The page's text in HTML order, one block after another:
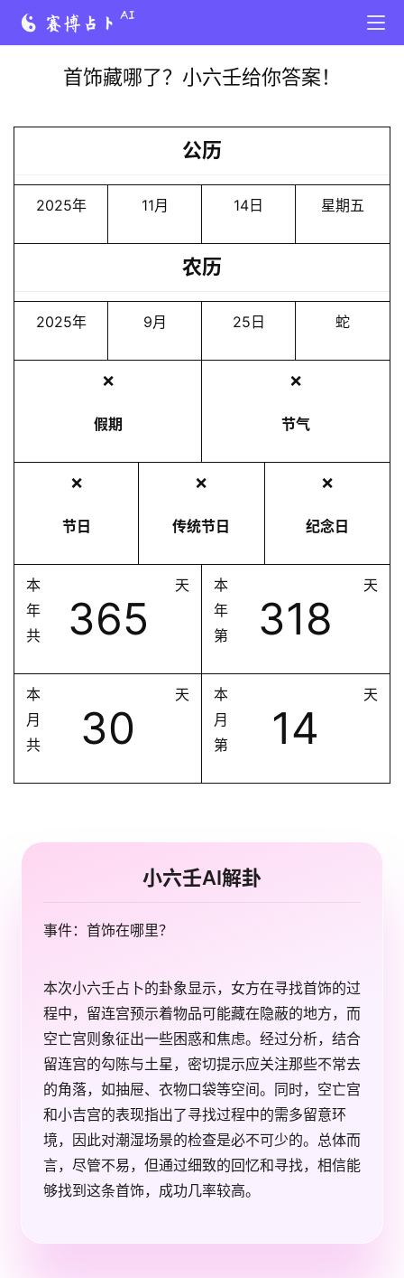
首饰藏哪了？小六壬给你答案！
公历
2025年 11月 14日 星期五
农历
2025年 9月 25日 蛇
❌
假期
❌
节气
❌
节日
❌
传统节日
❌
纪念日
本
年
共
365
天
本
年
第
318
天
本
月
共
30
天
本
月
第
14
天
小六壬AI解卦
事件：首饰在哪里？
本次小六壬占卜的卦象显示，女方在寻找首饰的过
程中，留连宫预示着物品可能藏在隐蔽的地方，而
空亡宫则象征出一些困惑和焦虑。经过分析，结合
留连宫的勾陈与土星，密切提示应关注那些不常去
的角落，如抽屉、衣物口袋等空间。同时，空亡宫
和小吉宫的表现指出了寻找过程中的需多留意环
境，因此对潮湿场景的检查是必不可少的。总体而
言，尽管不易，但通过细致的回忆和寻找，相信能
够找到这条首饰，成功几率较高。